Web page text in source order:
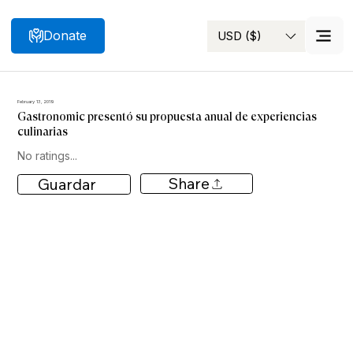
Search USD ($)
Donate
February 13, 2019
Gastronomic presentó su propuesta anual de experiencias
culinarias
No ratings...
Guardar Share